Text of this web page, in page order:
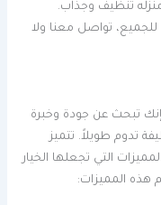
تنظيف وجذاب.
للجميع، تواصل معنا ولا
تبحث عن جودة وخبرة
تدوم طويلاً. تتميز
التي تجعلها الخيار
هذه المميزات: